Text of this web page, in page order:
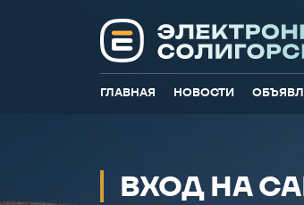
ГЛАВНАЯ НОВОСТИ
ВХОД НА